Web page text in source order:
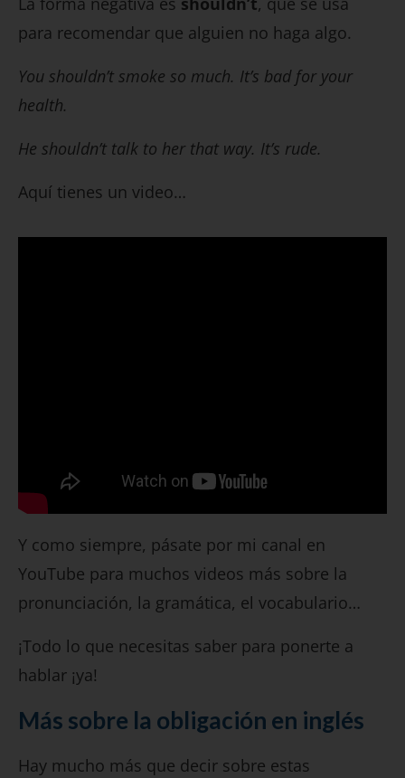
para recomendar que alguien no haga algo.
You shouldn’t smoke so much. It’s bad for your
health.
He shouldn’t talk to her that way. It’s rude.
Aquí tienes un video…
Y como siempre, pásate por mi canal en
YouTube para muchos videos más sobre la
pronunciación, la gramática, el vocabulario…
¡Todo lo que necesitas saber para ponerte a
hablar ¡ya!
Más sobre la obligación en inglés
Hay mucho más que decir sobre estas